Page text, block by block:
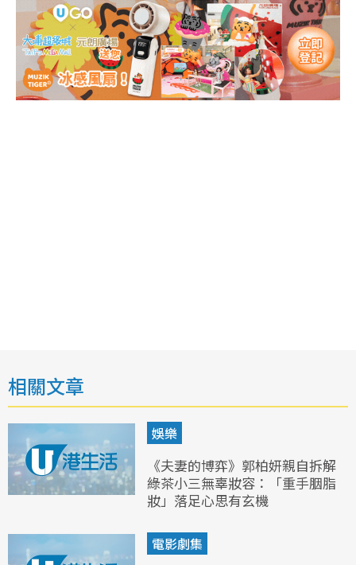
相關文章
娛樂
《夫妻的博弈》郭柏妍親自拆解
綠茶小三無辜妝容：「重手胭脂
妝」落足心思有玄機
電影劇集